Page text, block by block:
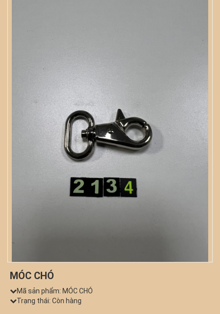
MÓC CHÓ
Mã sản phẩm: MÓC CHÓ
Trạng thái: Còn hàng